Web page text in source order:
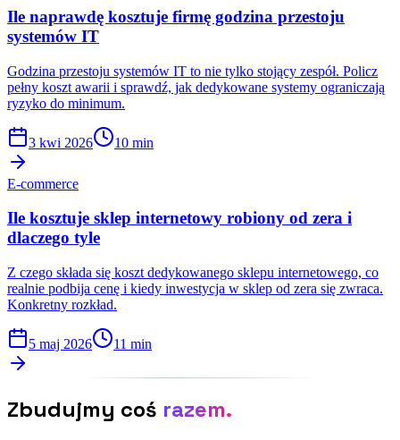
Ile naprawdę kosztuje firmę godzina przestoju
systemów IT
Godzina przestoju systemów IT to nie tylko stojący zespół. Policz
pełny koszt awarii i sprawdź, jak dedykowane systemy ograniczają
ryzyko do minimum.
3 kwi 2026 10 min
E-commerce
Ile kosztuje sklep internetowy robiony od zera i
dlaczego tyle
Z czego składa się koszt dedykowanego sklepu internetowego, co
realnie podbija cenę i kiedy inwestycja w sklep od zera się zwraca.
Konkretny rozkład.
5 maj 2026 11 min
Zbudujmy coś razem.